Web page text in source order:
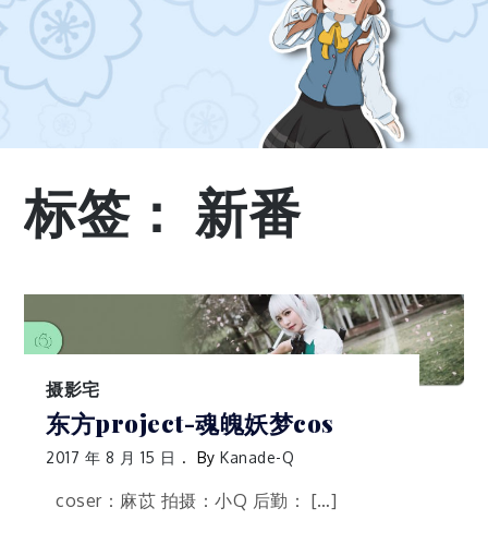
标签： 新番
摄影宅
东方project-魂魄妖梦cos
2017 年 8 月 15 日 ByKanade-Q
coser：麻苡 拍摄：小Q 后勤： […]